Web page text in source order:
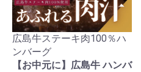
広島牛ステーキ肉100％ハ
ンバーグ
【お中元に】広島牛 ハンバ